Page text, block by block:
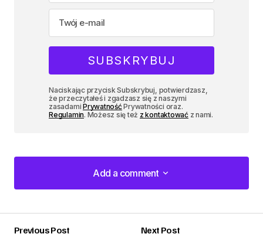
Naciskając przycisk Subskrybuj, potwierdzasz,
że przeczytałeś i zgadzasz się z naszymi
zasadamiPrywatnośćPrywatności oraz.
Regulamin. Możesz się też z kontaktowaćz nami.
Add a comment
Add a comment
Previous Post
Next Post